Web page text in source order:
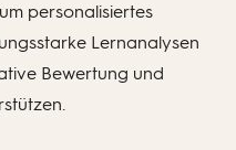
personalisiertes
Lernanalysen
Bewertung und